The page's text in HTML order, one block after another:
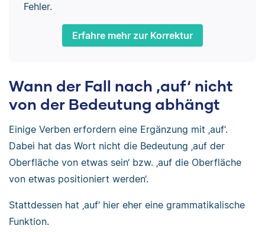
Fehler.
Erfahre mehr zur Korrektur
Wann der Fall nach ‚auf‘ nicht
von der Bedeutung abhängt
Einige Verben erfordern eine Ergänzung mit ‚auf‘.
Dabei hat das Wort nicht die Bedeutung ‚auf der
Oberfläche von etwas sein‘ bzw. ‚auf die Oberfläche
von etwas positioniert werden‘.
Stattdessen hat ‚auf‘ hier eher eine grammatikalische
Funktion.